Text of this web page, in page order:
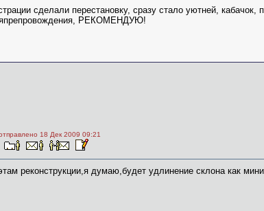
сделали перестановку, сразу стало уютней,
РЕКОМЕНДУЮ!
отправлено 18 Дек 2009 09:21
реконструкции,я думаю,будет удлинение склона как